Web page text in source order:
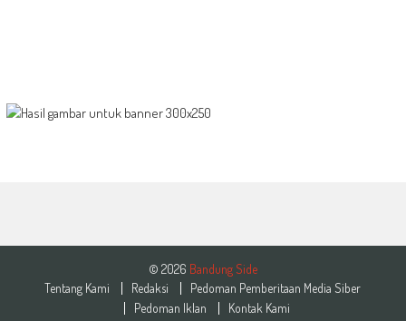
© 2026 Bandung Side
Tentang Kami
Redaksi
Pedoman Pemberitaan Media Siber
Pedoman Iklan
Kontak Kami